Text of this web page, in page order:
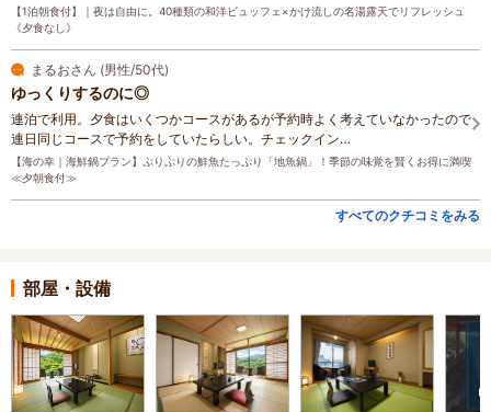
【1泊朝食付】｜夜は自由に。40種類の和洋ビュッフェ×かけ流しの名湯露天でリフレッシュ
《夕食なし》
まるおさん (男性/50代)
ゆっくりするのに◎
連泊で利用。夕食はいくつかコースがあるが予約時よく考えていなかったので
連日同じコースで予約をしていたらしい。チェックイン…
【海の幸｜海鮮鍋プラン】ぷりぷりの鮮魚たっぷり「地魚鍋」！季節の味覚を賢くお得に満喫
≪夕朝食付≫
すべてのクチコミをみる
部屋・設備